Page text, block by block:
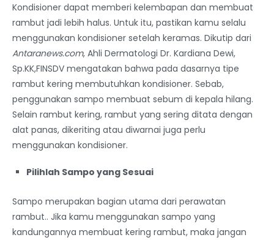
Kondisioner dapat memberi kelembapan dan membuat
rambut jadi lebih halus. Untuk itu, pastikan kamu selalu
menggunakan kondisioner setelah keramas. Dikutip dari
Antaranews.com, Ahli Dermatologi Dr. Kardiana Dewi,
Sp.KK,FINSDV mengatakan bahwa pada dasarnya tipe
rambut kering membutuhkan kondisioner. Sebab,
penggunakan sampo membuat sebum di kepala hilang.
Selain rambut kering, rambut yang sering ditata dengan
alat panas, dikeriting atau diwarnai juga perlu
menggunakan kondisioner.
Pilihlah Sampo yang Sesuai
Sampo merupakan bagian utama dari perawatan
rambut.. Jika kamu menggunakan sampo yang
kandungannya membuat kering rambut, maka jangan